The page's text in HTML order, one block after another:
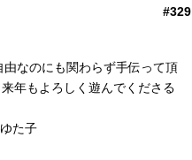
#329
なのにも関わらず手伝って頂
年もよろしく遊んでくださる
子